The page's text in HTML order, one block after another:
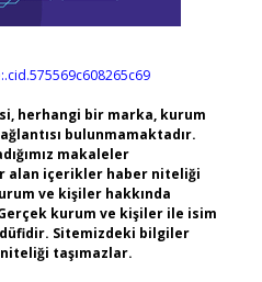
herhangi bir marka, kurum
bulunmamaktadır.
makaleler
alan içerikler haber niteliği
ve kişiler hakkında
kurum ve kişiler ile isim
Sitemizdeki bilgiler
taşımazlar.